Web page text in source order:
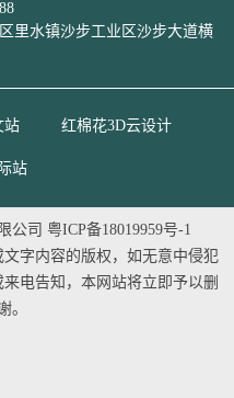
里水镇沙步工业区沙步大道横
站 红棉花3D云设计
站
公司 粤ICP备18019959号-1
字内容的版权，如无意中侵犯
电告知，本网站将立即予以删
。